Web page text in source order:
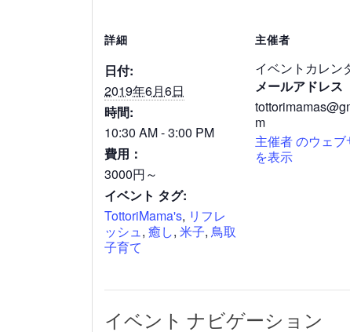
詳細
日付:
2019年6月6日
時間:
10:30 AM - 3:00 PM
費用：
3000円～
イベント タグ:
TottoriMama's, リフレ
ッシュ, 癒し, 米子, 鳥取
子育て
主催者
イベントカレン
メールアドレス
m
主催者 のウェブ
を表示
イベント ナビゲーション